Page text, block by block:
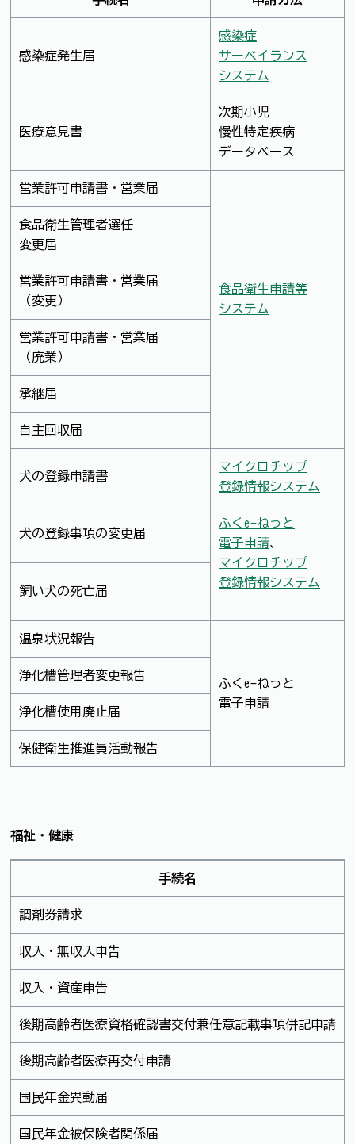
感染症発生届
感染症
サーベイランス
システム
医療意見書
次期小児
慢性特定疾病
データベース
営業許可申請書・営業届
食品衛生申請等
システム
食品衛生管理者選任
変更届
営業許可申請書・営業届
（変更）
営業許可申請書・営業届
（廃業）
承継届
自主回収届
犬の登録申請書
マイクロチップ
登録情報システム
犬の登録事項の変更届
ふくe-ねっと
電子申請、
マイクロチップ
登録情報システム
飼い犬の死亡届
温泉状況報告
ふくe-ねっと
電子申請
浄化槽管理者変更報告
浄化槽使用廃止届
保健衛生推進員活動報告
福祉・健康
手続名
調剤券請求
収入・無収入申告
収入・資産申告
後期高齢者医療資格確認書交付兼任意記載事項併記申請
後期高齢者医療再交付申請
国民年金異動届
国民年金被保険者関係届